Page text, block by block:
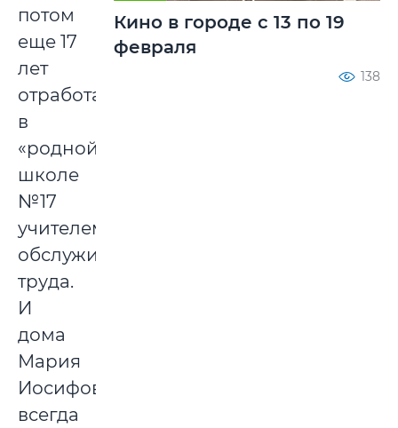
потом
еще 17
лет
отработала
в
«родной»
школе
№17
учителем
обслуживающего
труда.
И
дома
Мария
Иосифовна
всегда
Кино в городе с 13 по 19
февраля
138